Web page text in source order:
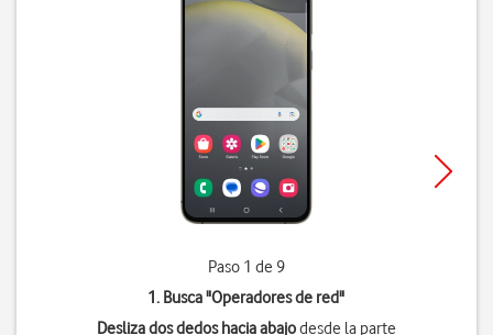
Paso 1 de 9
1. Busca "Operadores de red"
Desliza dos dedos hacia abajodesde la parte